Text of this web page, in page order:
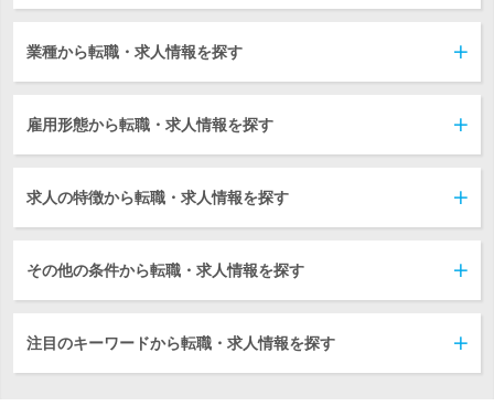
業種から転職・求人情報を探す
雇用形態から転職・求人情報を探す
求人の特徴から転職・求人情報を探す
その他の条件から転職・求人情報を探す
注目のキーワードから転職・求人情報を探す